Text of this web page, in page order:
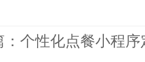
：个性化点餐小程